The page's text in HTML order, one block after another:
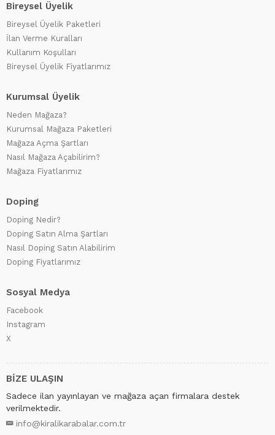
Bireysel Üyelik
Bireysel Üyelik Paketleri
İlan Verme Kuralları
Kullanım Koşulları
Bireysel Üyelik Fiyatlarımız
Kurumsal Üyelik
Neden Mağaza?
Kurumsal Mağaza Paketleri
Mağaza Açma Şartları
Nasıl Mağaza Açabilirim?
Mağaza Fiyatlarımız
Doping
Doping Nedir?
Doping Satın Alma Şartları
Nasıl Doping Satın Alabilirim
Doping Fiyatlarımız
Sosyal Medya
Facebook
Instagram
X
BİZE ULAŞIN
Sadece ilan yayınlayan ve mağaza açan firmalara destek
verilmektedir.
info@kiralikarabalar.com.tr